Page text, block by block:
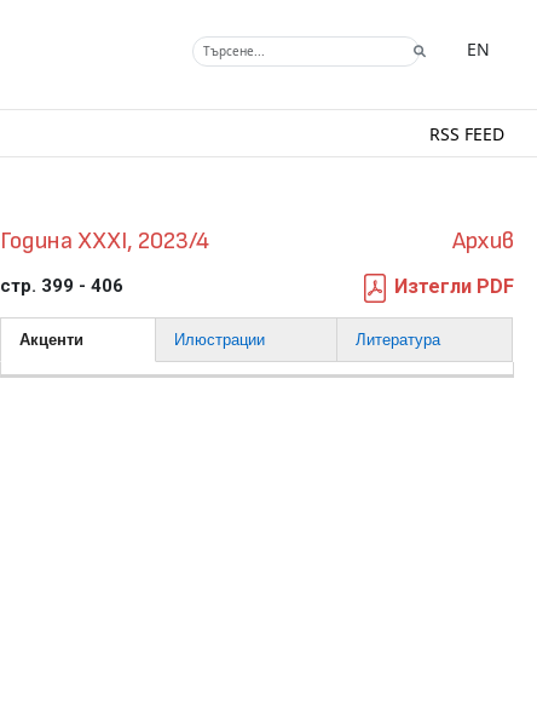
EN
RSS FEED
Година XXXI, 2023/4 Архив
стр. 399 - 406 Изтегли PDF
Акценти Илюстрации Литература